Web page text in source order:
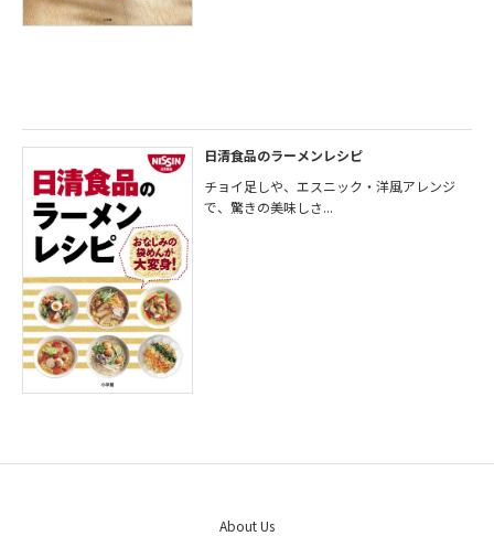
日清食品のラーメンレシピ
チョイ足しや、エスニック・洋風アレンジ
で、驚きの美味しさ...
About Us